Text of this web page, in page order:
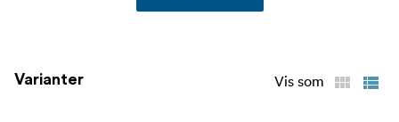
Varianter Vis som